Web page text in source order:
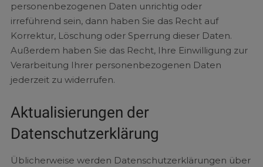
personenbezogenen Daten unrichtig oder
irreführend sein, dann haben Sie das Recht auf
Korrektur, Löschung oder Sperrung dieser Daten.
Außerdem haben Sie das Recht, Ihre Einwilligung zur
Verarbeitung Ihrer personenbezogenen Daten
jederzeit zu widerrufen.
Aktualisierungen der
Datenschutzerklärung
Üblicherweise werden Datenschutzerklärungen über